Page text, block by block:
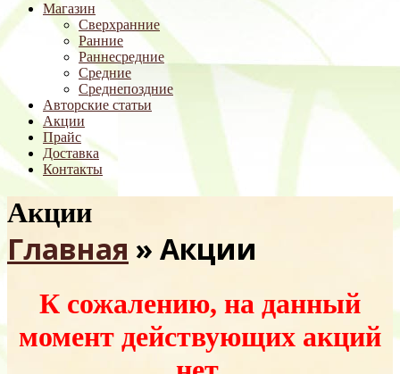
Магазин
Сверхранние
Ранние
Раннесредние
Средние
Среднепоздние
Авторские статьи
Акции
Прайс
Доставка
Контакты
Акции
Главная » Акции
К сожалению, на данный
момент действующих акций